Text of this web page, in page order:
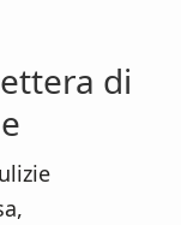
di